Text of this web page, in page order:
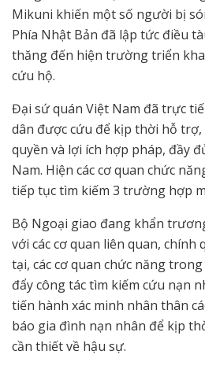
Mikuni khiến một số người bị
Phía Nhật Bản đã lập tức điều
thăng đến hiện trường triển
cứu hộ.
Đại sứ quán Việt Nam đã trực
dân được cứu để kịp thời hỗ trợ,
quyền và lợi ích hợp pháp, đầy
Nam. Hiện các cơ quan chức
tiếp tục tìm kiếm 3 trường hợp
Bộ Ngoại giao đang khẩn
với các cơ quan liên quan,
tại, các cơ quan chức năng
đẩy công tác tìm kiếm cứu nạn
tiến hành xác minh nhân thân
báo gia đình nạn nhân để kịp
cần thiết về hậu sự.